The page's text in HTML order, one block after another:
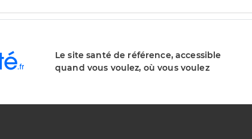
Le site santé de référence, accessible
quand vous voulez, où vous voulez